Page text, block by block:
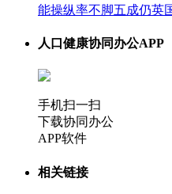
能操纵率不脚五成仍英
人口健康协同办公APP
手机扫一扫
下载协同办公
APP软件
相关链接